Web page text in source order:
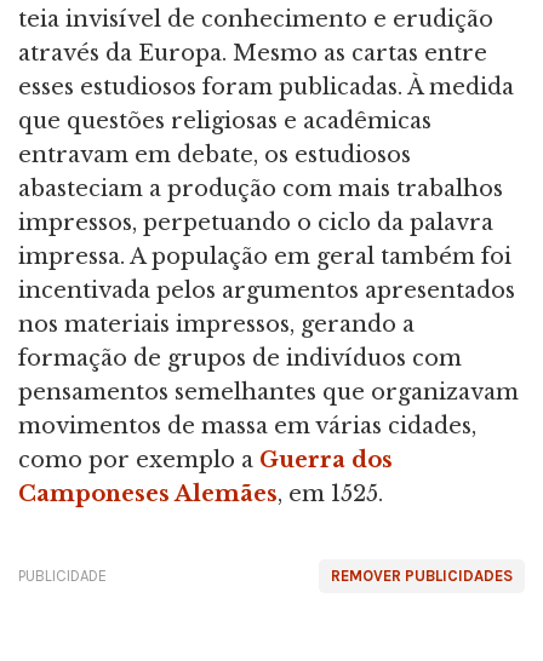
teia invisível de conhecimento e erudição
através da Europa. Mesmo as cartas entre
esses estudiosos foram publicadas. À medida
que questões religiosas e acadêmicas
entravam em debate, os estudiosos
abasteciam a produção com mais trabalhos
impressos, perpetuando o ciclo da palavra
impressa. A população em geral também foi
incentivada pelos argumentos apresentados
nos materiais impressos, gerando a
formação de grupos de indivíduos com
pensamentos semelhantes que organizavam
movimentos de massa em várias cidades,
como por exemplo a Guerra dos
Camponeses Alemães, em 1525.
REMOVER PUBLICIDADES
PUBLICIDADE